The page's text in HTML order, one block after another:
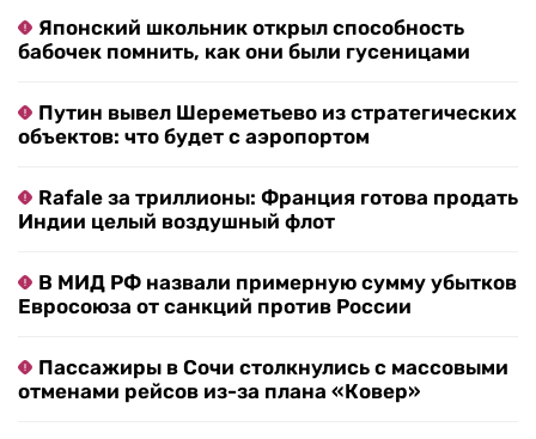
Японский школьник открыл способность
бабочек помнить, как они были гусеницами
Путин вывел Шереметьево из стратегических
объектов: что будет с аэропортом
Rafale за триллионы: Франция готова продать
Индии целый воздушный флот
В МИД РФ назвали примерную сумму убытков
Евросоюза от санкций против России
Пассажиры в Сочи столкнулись с массовыми
отменами рейсов из-за плана «Ковер»